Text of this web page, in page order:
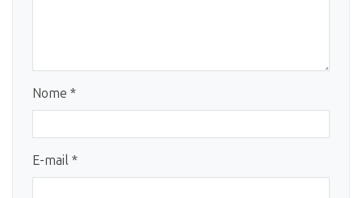
Nome *
E-mail *